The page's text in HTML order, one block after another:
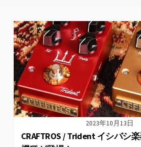
2023年10月13日
CRAFTROS / Trident イシバシ